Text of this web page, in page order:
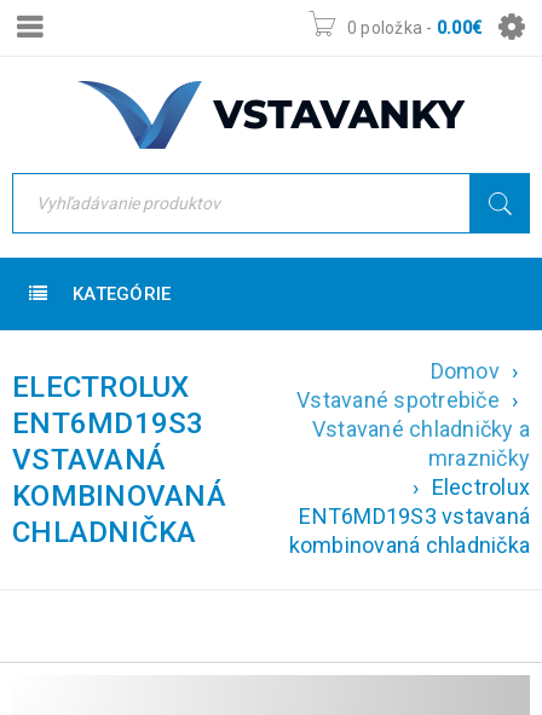
0 položka - 0.00€
KATEGÓRIE
ELECTROLUX
ENT6MD19S3
VSTAVANÁ
KOMBINOVANÁ
CHLADNIČKA
Domov ›
Vstavané spotrebiče ›
Vstavané chladničky a
mrazničky
› Electrolux
ENT6MD19S3 vstavaná
kombinovaná chladnička